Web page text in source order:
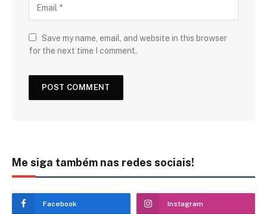
Save my name, email, and website in this browser
for the next time I comment.
Me siga também nas redes sociais!
Facebook Instagram